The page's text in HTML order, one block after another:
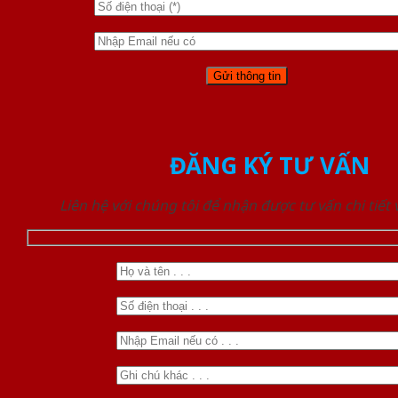
ĐĂNG KÝ TƯ VẤN
Liên hệ với chúng tôi để nhận được tư vấn chi tiết